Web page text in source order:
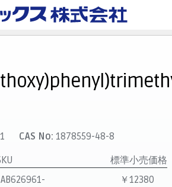
メニュー
CAS No: 1878559-48-8
標準小売価格
AB626961-
￥12380